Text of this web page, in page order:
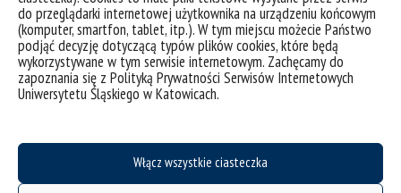
do przeglądarki internetowej użytkownika na urządzeniu końcowym
(komputer, smartfon, tablet, itp.). W tym miejscu możecie Państwo
podjąć decyzję dotyczącą typów plików cookies, które będą
wykorzystywane w tym serwisie internetowym. Zachęcamy do
zapoznania się z Polityką Prywatności Serwisów Internetowych
Uniwersytetu Śląskiego w Katowicach.
Włącz wszystkie ciasteczka
1. mgr Ewelina Bachul-Cienciała
2. dr Bogusław Bemben
3. mgr inż. Paulina Bielesz
4. dr hab. Joanna Boślak-Górniok
5. prof. dr hab. Wiesław Cienciała
8. dr hab. Wojciech Golec
9. dr Dariusz Górniok
10. dr Aleksandra Hałat, prof. UŚ